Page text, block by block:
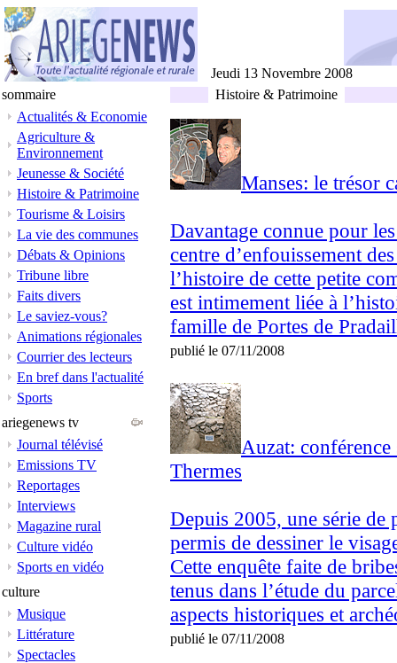
Jeudi 13 Novembre 2008
sommaire
Actualités & Economie
Agriculture &
Environnement
Jeunesse & Société
Histoire & Patrimoine
Tourisme & Loisirs
La vie des communes
Débats & Opinions
Tribune libre
Faits divers
Le saviez-vous?
Animations régionales
Courrier des lecteurs
En bref dans l'actualité
Sports
ariegenews tv
Journal télévisé
Emissions TV
Reportages
Interviews
Magazine rural
Culture vidéo
Sports en vidéo
culture
Musique
Littérature
Spectacles
Histoire & Patrimoine
Manses: le trésor
Davantage connue pour
centre d’enfouissement
l’histoire de cette petite
est intimement liée à
famille de Portes de
publié le 07/11/2008
Auzat:
Thermes
Depuis 2005, une série de
permis de dessiner le
Cette enquête faite de
tenus dans l’étude du
aspects historiques et
publié le 07/11/2008